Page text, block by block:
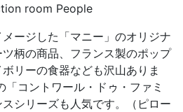
room People
ージした「マニー」のオリジナ
柄の商品、フランス製のポップ
リーの食器なども沢山ありま
コントワール・ドゥ・ファミ
シリーズも人気です。（ピロー